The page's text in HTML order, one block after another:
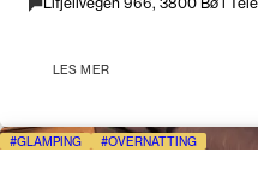
LES MER
GLAMPING OVERNATTING